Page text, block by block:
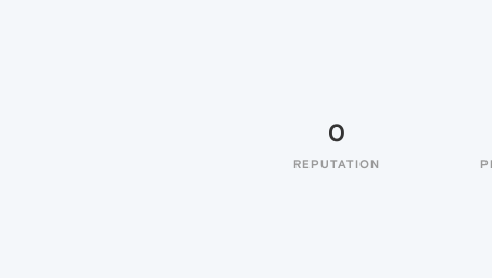
0
REPUTATION